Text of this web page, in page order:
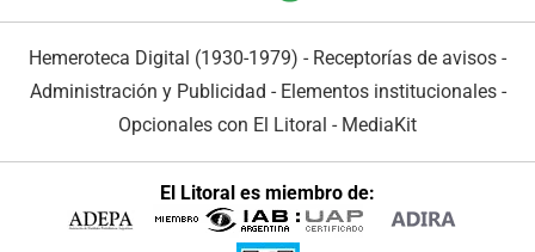
Hemeroteca Digital (1930-1979) - Receptorías de avisos -
Administración y Publicidad - Elementos institucionales-
Opcionales con El Litoral - MediaKit
El Litoral es miembro de: